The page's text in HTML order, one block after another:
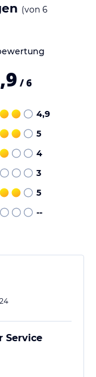
(von 6
/ 6
4,9
5
4
3
5
--
Service